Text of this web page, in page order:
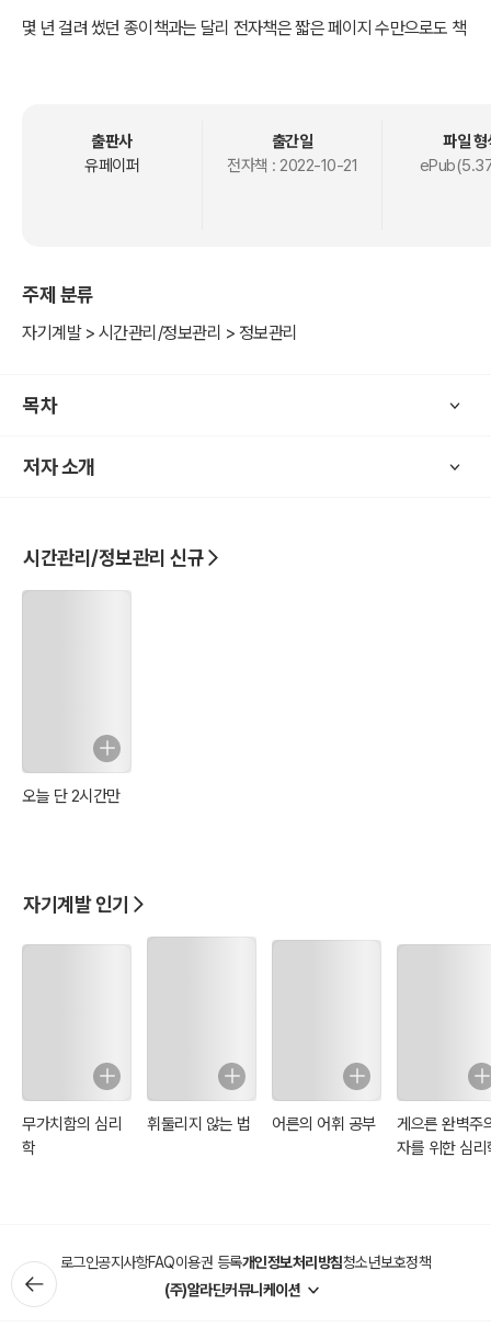
몇 년 걸려 썼던 종이책과는 달리 전자책은 짧은 페이지 수만으로도 책
경험이 돈이 되는 시대에 여러분의 다양한 경험을 누군가에게 전자책
으로 나눠준다면 그만큼 값진 일도 없을 것입니다.
되는 장수로 전자책을 만들고 만 원 이상의 가격으로 판매할 수 있습니
전자책을 만들고 판매할 수 있도록 도와줍니다.
출판사
유페이퍼
출간일
전자책 : 2022-10-21
파일 형
주제 분류
자기계발 > 시간관리/정보관리 > 정보관리
목차
저자 소개
시간관리/정보관리 신규
오늘 단 2시간만
자기계발 인기
무가치함의 심리
학
휘둘리지 않는 법 어른의 어휘 공부
게으른 완벽주
자를 위한 심리
로그인공지사항FAQ이용권 등록개인정보처리방침청소년보호정책
(주)알라딘커뮤니케이션